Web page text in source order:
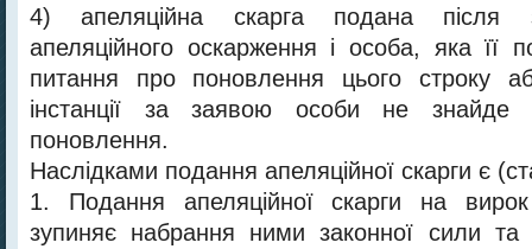
4) апеляційна скарга подана після
апеляційного оскарження і особа, яка її
питання про поновлення цього строку
інстанції за заявою особи не знайде
поновлення.
Наслідками подання апеляційної скарги є
1. Подання апеляційної скарги на
зупиняє набрання ними законної сили та